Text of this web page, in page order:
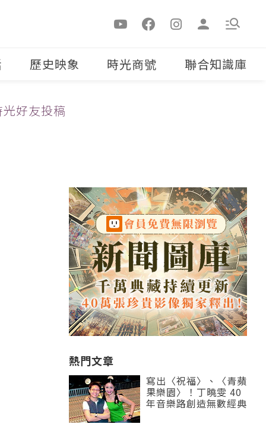
歷史映象 時光商號 聯合知識庫
光好友投稿
熱門文章
寫出〈祝福〉、〈青蘋
果樂園〉！丁曉雯 40
年音樂路創造無數經典